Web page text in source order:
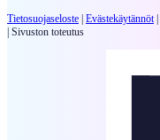
Tietosuojaseloste | Evästekäytännöt |
| Sivuston toteutus